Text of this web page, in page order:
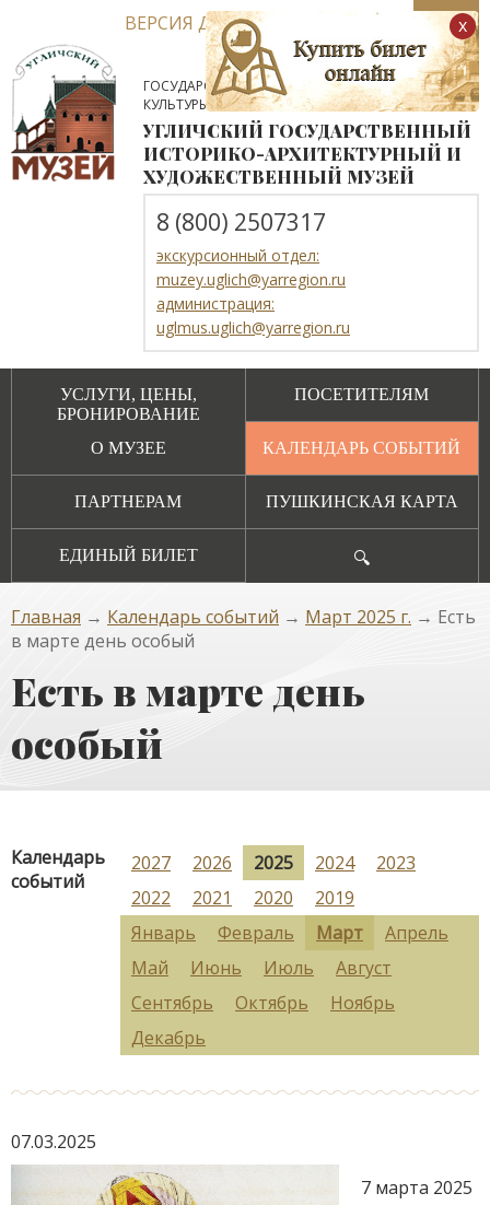
ВЕРСИЯ ДЛЯ СЛАБОВИДЯЩИХ
ГОСУДАРСТВЕННОЕ АВТОНОМНОЕ УЧРЕЖДЕНИЕ
КУЛЬТУРЫ ЯРОСЛАВСКОЙ ОБЛАСТИ
УГЛИЧСКИЙ ГОСУДАРСТВЕННЫЙ
ИСТОРИКО-АРХИТЕКТУРНЫЙ И
ХУДОЖЕСТВЕННЫЙ МУЗЕЙ
8 (800) 2507317
экскурсионный отдел:
muzey.uglich@yarregion.ru
администрация:
uglmus.uglich@yarregion.ru
УСЛУГИ, ЦЕНЫ,
БРОНИРОВАНИЕ
ПОСЕТИТЕЛЯМ
О МУЗЕЕ КАЛЕНДАРЬ СОБЫТИЙ
ПАРТНЕРАМ ПУШКИНСКАЯ КАРТА
ЕДИНЫЙ БИЛЕТ 🔍
Главная → Календарь событий → Март 2025 г. → Есть
в марте день особый
Есть в марте день
особый
Календарь
событий
2027 2026 2025 2024
2023
2022
2021 2020
2019
Январь
Февраль Март
Апрель
Май
Июнь Июль
Август
Сентябрь
Октябрь
Ноябрь
Декабрь
07.03.2025
7 марта 2025
x